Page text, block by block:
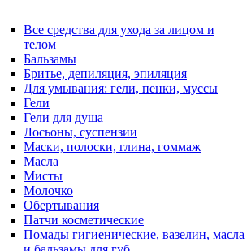
Все средства для ухода за лицом и
телом
Бальзамы
Бритье, депиляция, эпиляция
Для умывания: гели, пенки, муссы
Гели
Гели для душа
Лосьоны, суспензии
Маски, полоски, глина, гоммаж
Масла
Мисты
Молочко
Обертывания
Патчи косметические
Помады гигиенические, вазелин, масла